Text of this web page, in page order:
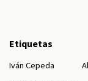
Etiquetas
Iván Cepeda